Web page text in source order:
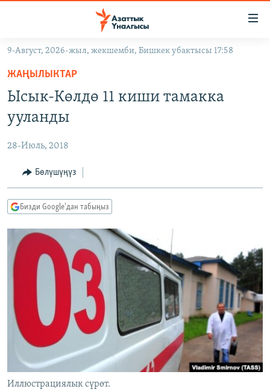
Навигацияга
өтүңүз
Издөөгө
салыңыз
ЭКОНОМИКА
МАДАНИЯТ
БОРБОР АЗИЯ
УКРАИНА
АТАЙЫН ИЛИКТӨӨ
ТВ ПРОГРАММАЛАР
ЭКСПЕРТТЕР ТАЛДАЙТ
БИЗ ЖАНА ДҮЙНӨ
ДАНИСТЕ
ЭЖЕ-СИҢДИЛЕР
АЗАТТЫК+
ЫҢГАЙСЫЗ СУРООЛОР
ӨЗГӨЧӨ ПИКИР
Русский
ОНЛАЙН ШЕРИНЕ
ЭЕ/АРнун бардык сайттары
9-Август, 2026-жыл, жекшемби, Бишкек убактысы 17:58
ЖАҢЫЛЫКТАР
Ысык-Көлдө 11 киши тамакка
ууланды
28-Июль, 2018
Бөлүшүңүз
Бизди Google'дан табыңыз
Иллюстрациялык сүрөт.